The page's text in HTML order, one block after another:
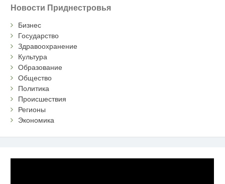
Новости Приднестровья
Бизнес
Государство
Здравоохранение
Культура
Образование
Общество
Политика
Происшествия
Регионы
Экономика